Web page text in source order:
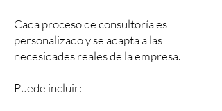
Cada proceso de consultoría es
personalizado y se adapta a las
necesidades reales de la empresa.
Puede incluir: